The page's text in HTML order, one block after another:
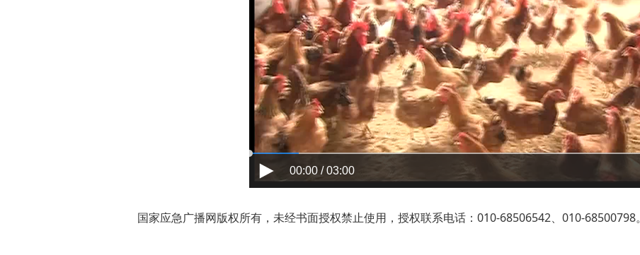
00:00 / 03:00
国家应急广播网版权所有，未经书面授权禁止使用，授权联系电话：010-68506542、010-68500798。